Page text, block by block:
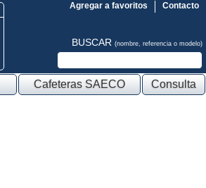
Contacto
Agregar a favoritos
BUSCAR (nombre, referencia o modelo)
Cafeteras SAECO Consulta